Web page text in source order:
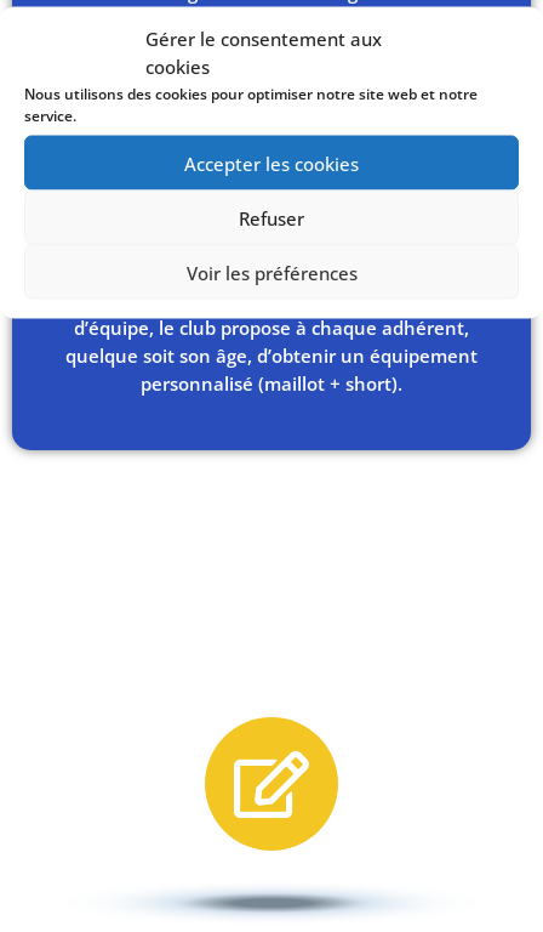
Gérer le consentement aux
cookies
Nous utilisons des cookies pour optimiser notre site web et notre
service.
Accepter les cookies
Refuser
Voir les préférences
détections et une préparation physique Juniors /
Seniors en amont de la saison sportive.
Il souhaite également proposer des stages de basket-
ball gratuits ouverts à tous les jeunes des
arrondissements dans lesquels son activité est
implantée sur les périodes des vacances scolaires.
Afin de favoriser le sentiment d’appartenance au
d’équipe, le club propose à chaque adhérent,
quelque soit son âge, d’obtenir un équipement
personnalisé (maillot + short).